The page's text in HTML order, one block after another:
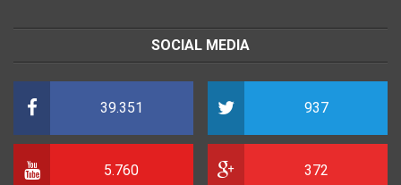
SOCIAL MEDIA
39.351 937
5.760 372